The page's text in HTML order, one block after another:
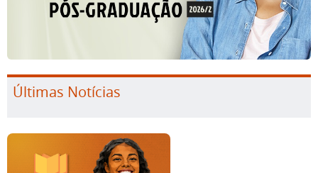
Últimas Notícias